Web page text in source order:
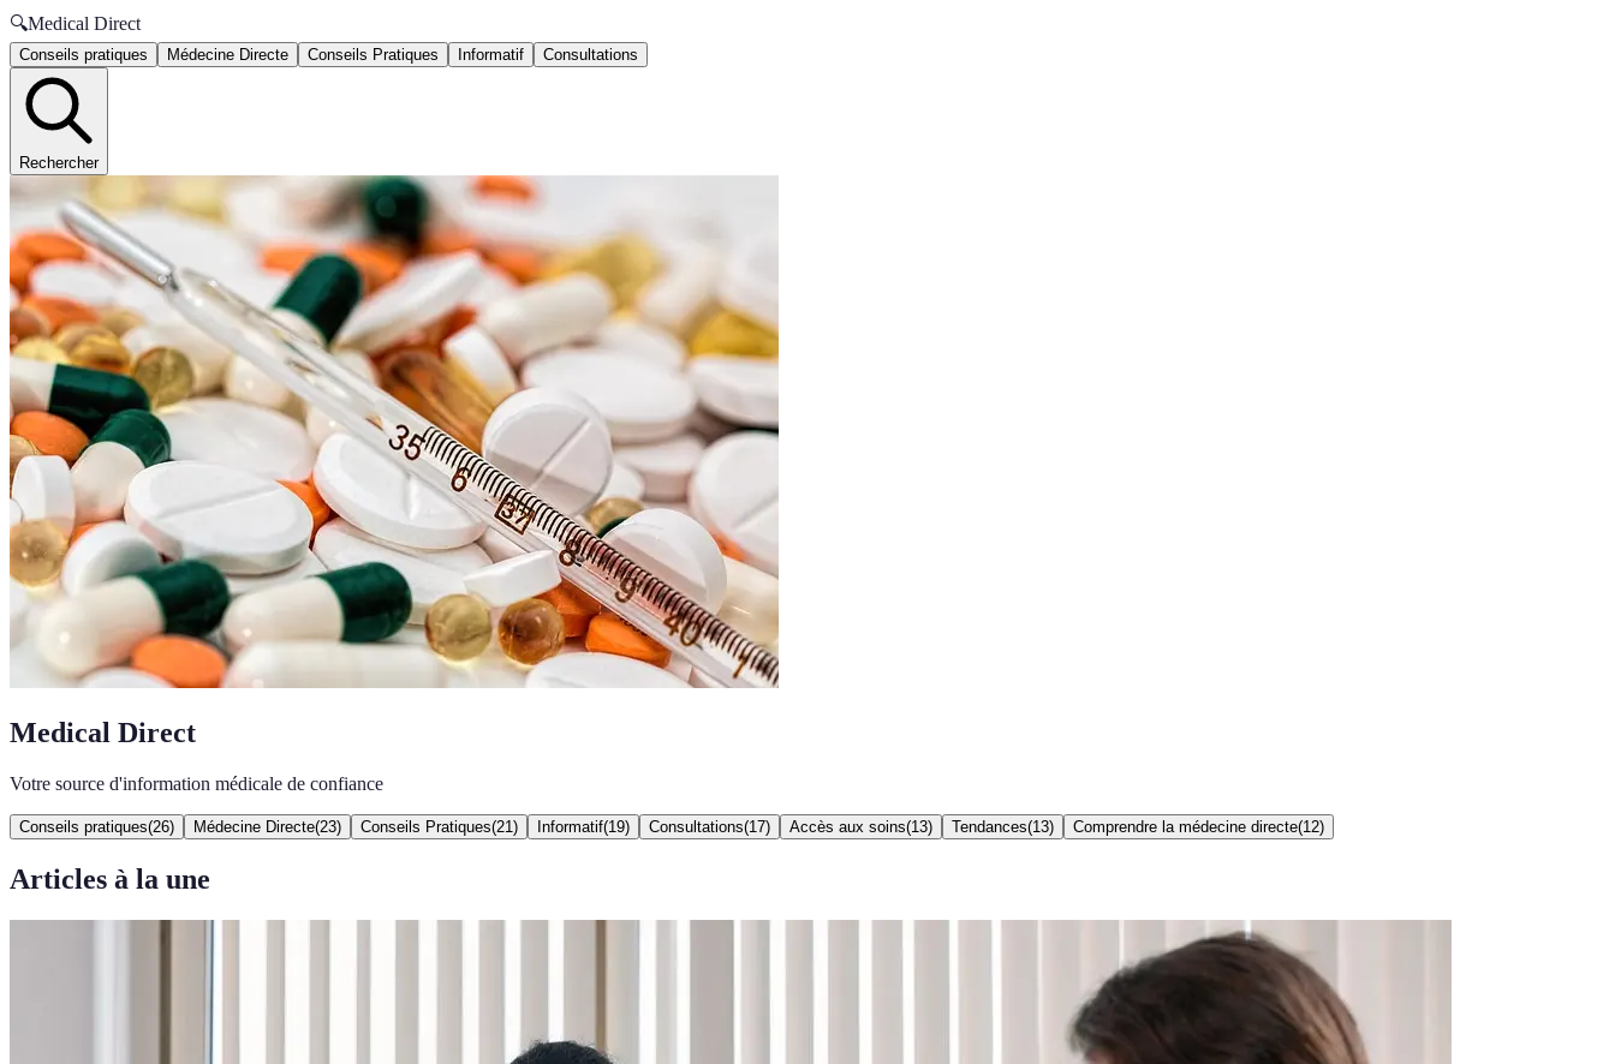
🔍Medical Direct
Conseils pratiques Médecine Directe Conseils Pratiques Informatif Consultations
Rechercher
Medical Direct
Votre source d'information médicale de confiance
Conseils pratiques(26) Médecine Directe(23) Conseils Pratiques(21 ) Informatif(19) Consultations(17) Accès aux soins(13) Tendances(13) Comprendre la médecine directe(12)
Articles à la une